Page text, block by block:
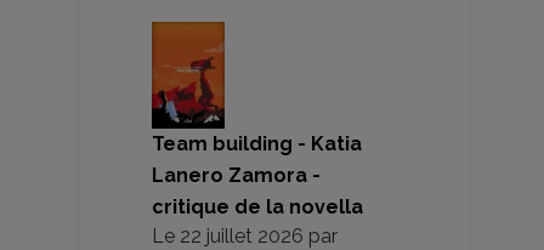
Team building - Katia
Lanero Zamora -
critique de la novella
Le 22 juillet 2026 par